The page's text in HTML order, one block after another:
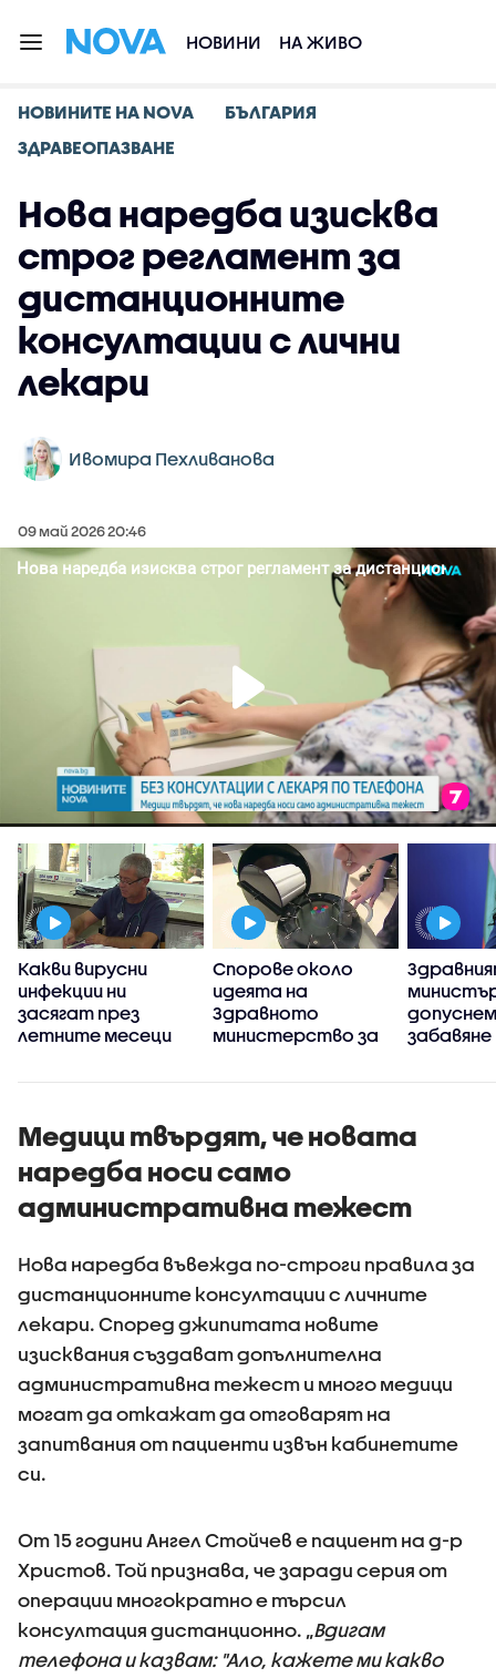
НОВИНИ НА ЖИВО
НОВИНИТЕ НА NOVA
БЪЛГАРИЯ
ЗДРАВЕОПАЗВАНЕ
Нова наредба изисква
строг регламент за
дистанционните
консултации с лични
лекари
Ивомира Пехливанова
09 май 2026 20:46
Какви вирусни
инфекции ни
засягат през
летните месеци
Спорове около
идеята на
Здравното
министерство за
държавния инвитро
забавяне
Медици твърдят, че новата
наредба носи само
административна тежест
Нова наредба въвежда по-строги правила за
дистанционните консултации с личните
лекари. Според джипитата новите
изисквания създават допълнителна
административна тежест и много медици
могат да откажат да отговарят на
запитвания от пациенти извън кабинетите
си.
От 15 години Ангел Стойчев е пациент на д-р
Христов. Той признава, че заради серия от
операции многократно е търсил
консултация дистанционно. „Вдигам
телефона и казвам: "Ало, кажете ми какво